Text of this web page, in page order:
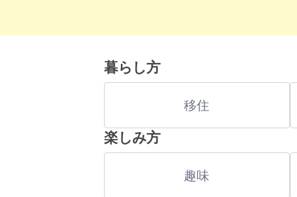
暮らし方
移住
楽しみ方
趣味